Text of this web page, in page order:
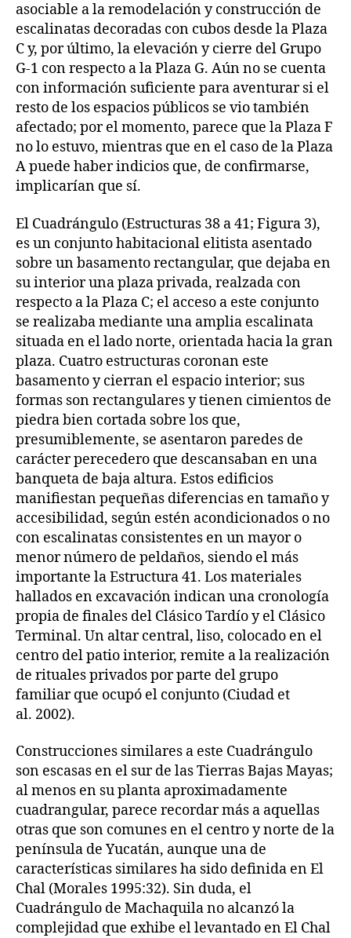
asociable a la remodelación y construcción de
escalinatas decoradas con cubos desde la Plaza
C y, por último, la elevación y cierre del Grupo
G-1 con respecto a la Plaza G. Aún no se cuenta
con información suficiente para aventurar si el
resto de los espacios públicos se vio también
afectado; por el momento, parece que la Plaza F
no lo estuvo, mientras que en el caso de la Plaza
A puede haber indicios que, de confirmarse,
implicarían que sí.
El Cuadrángulo (Estructuras 38 a 41; Figura 3),
es un conjunto habitacional elitista asentado
sobre un basamento rectangular, que dejaba en
su interior una plaza privada, realzada con
respecto a la Plaza C; el acceso a este conjunto
se realizaba mediante una amplia escalinata
situada en el lado norte, orientada hacia la gran
plaza. Cuatro estructuras coronan este
basamento y cierran el espacio interior; sus
formas son rectangulares y tienen cimientos de
piedra bien cortada sobre los que,
presumiblemente, se asentaron paredes de
carácter perecedero que descansaban en una
banqueta de baja altura. Estos edificios
manifiestan pequeñas diferencias en tamaño y
accesibilidad, según estén acondicionados o no
con escalinatas consistentes en un mayor o
menor número de peldaños, siendo el más
importante la Estructura 41. Los materiales
hallados en excavación indican una cronología
propia de finales del Clásico Tardío y el Clásico
Terminal. Un altar central, liso, colocado en el
centro del patio interior, remite a la realización
de rituales privados por parte del grupo
familiar que ocupó el conjunto (Ciudad et
al. 2002).
Construcciones similares a este Cuadrángulo
son escasas en el sur de las Tierras Bajas Mayas;
al menos en su planta aproximadamente
cuadrangular, parece recordar más a aquellas
otras que son comunes en el centro y norte de la
península de Yucatán, aunque una de
características similares ha sido definida en El
Chal (Morales 1995:32). Sin duda, el
Cuadrángulo de Machaquila no alcanzó la
complejidad que exhibe el levantado en El Chal